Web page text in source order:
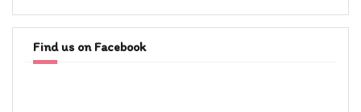
Find us on Facebook